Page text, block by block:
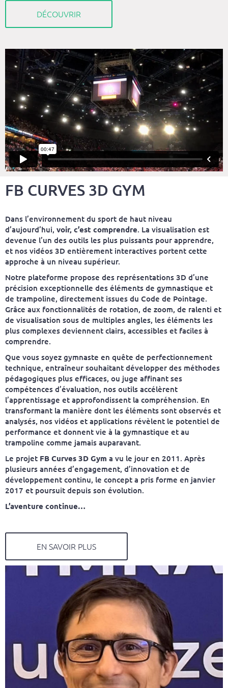
DÉCOUVRIR
FB CURVES 3D GYM
Dans l’environnement du sport de haut niveau
d’aujourd’hui, voir, c’est comprendre. La visualisation est
devenue l’un des outils les plus puissants pour apprendre,
et nos vidéos 3D entièrement interactives portent cette
approche à un niveau supérieur.
Notre plateforme propose des représentations 3D d’une
précision exceptionnelle des éléments de gymnastique et
de trampoline, directement issues du Code de Pointage.
Grâce aux fonctionnalités de rotation, de zoom, de ralenti et
de visualisation sous de multiples angles, les éléments les
plus complexes deviennent clairs, accessibles et faciles à
comprendre.
Que vous soyez gymnaste en quête de perfectionnement
technique, entraîneur souhaitant développer des méthodes
pédagogiques plus efficaces, ou juge affinant ses
compétences d’évaluation, nos outils accélèrent
l’apprentissage et approfondissent la compréhension. En
transformant la manière dont les éléments sont observés et
analysés, nos vidéos et applications révèlent le potentiel de
performance et donnent vie à la gymnastique et au
trampoline comme jamais auparavant.
Le projet FB Curves 3D Gym a vu le jour en 2011. Après
plusieurs années d’engagement, d’innovation et de
développement continu, le concept a pris forme en janvier
2017 et poursuit depuis son évolution.
L’aventure continue…
EN SAVOIR PLUS
BOUGAS
CTO Founder
f
g